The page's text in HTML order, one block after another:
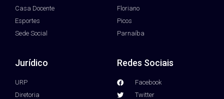
Casa Docente
Esportes
Sede Social
Floriano
Picos
Parnaíba
Jurídico
URP
Diretoria
Redes Sociais
Facebook
Twitter